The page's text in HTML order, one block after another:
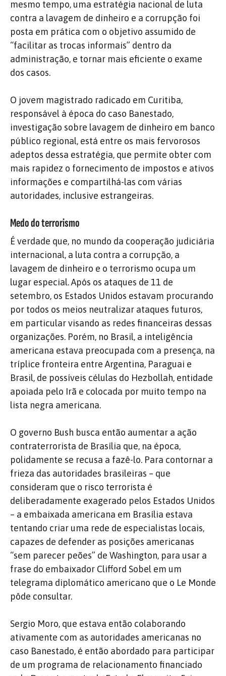
mesmo tempo, uma estratégia nacional de luta
contra a lavagem de dinheiro e a corrupção foi
posta em prática com o objetivo assumido de
“facilitar as trocas informais” dentro da
administração, e tornar mais eficiente o exame
dos casos.
O jovem magistrado radicado em Curitiba,
responsável à época do caso Banestado,
investigação sobre lavagem de dinheiro em banco
público regional, está entre os mais fervorosos
adeptos dessa estratégia, que permite obter com
mais rapidez o fornecimento de impostos e ativos
informações e compartilhá-las com várias
autoridades, inclusive estrangeiras.
Medo do terrorismo
É verdade que, no mundo da cooperação judiciária
internacional, a luta contra a corrupção, a
lavagem de dinheiro e o terrorismo ocupa um
lugar especial. Após os ataques de 11 de
setembro, os Estados Unidos estavam procurando
por todos os meios neutralizar ataques futuros,
em particular visando as redes financeiras dessas
organizações. Porém, no Brasil, a inteligência
americana estava preocupada com a presença, na
tríplice fronteira entre Argentina, Paraguai e
Brasil, de possíveis células do Hezbollah, entidade
apoiada pelo Irã e colocada por muito tempo na
lista negra americana.
O governo Bush busca então aumentar a ação
contraterrorista de Brasília que, na época,
polidamente se recusa a fazê-lo. Para contornar a
frieza das autoridades brasileiras – que
consideram que o risco terrorista é
deliberadamente exagerado pelos Estados Unidos
– a embaixada americana em Brasília estava
tentando criar uma rede de especialistas locais,
capazes de defender as posições americanas
“sem parecer peões” de Washington, para usar a
frase do embaixador Clifford Sobel em um
telegrama diplomático americano que o Le Monde
pôde consultar.
Sergio Moro, que estava então colaborando
ativamente com as autoridades americanas no
caso Banestado, é então abordado para participar
de um programa de relacionamento financiado